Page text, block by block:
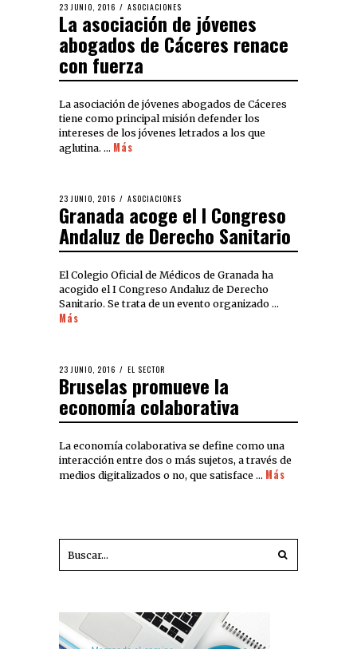
23 JUNIO, 2016 ASOCIACIONES
La asociación de jóvenes
abogados de Cáceres renace
con fuerza
La asociación de jóvenes abogados de Cáceres
tiene como principal misión defender los
intereses de los jóvenes letrados a los que
aglutina. … Más
23 JUNIO, 2016 ASOCIACIONES
Granada acoge el I Congreso
Andaluz de Derecho Sanitario
El Colegio Oficial de Médicos de Granada ha
acogido el I Congreso Andaluz de Derecho
Sanitario. Se trata de un evento organizado …
Más
23 JUNIO, 2016 EL SECTOR
Bruselas promueve la
economía colaborativa
La economía colaborativa se define como una
interacción entre dos o más sujetos, a través de
medios digitalizados o no, que satisface … Más